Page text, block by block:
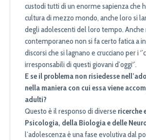
custodi tutti di un enorme sapienza che
cultura di mezzo mondo, anche loro si
degli adolescenti del loro tempo.
contemporaneo non si fa certo fatica a
discorsi che si lagnano e crucciano per i
irresponsabili di questi giovani d’oggi‘’.
E se il problema non risiedesse
nella maniera con cui essa viene
adulti?
Questo è il responso di diverse ricerche
Psicologia, della Biologia e delle
l’adolescenza è una fase evolutiva dal